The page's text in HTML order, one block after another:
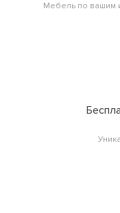
Мебель по вашим